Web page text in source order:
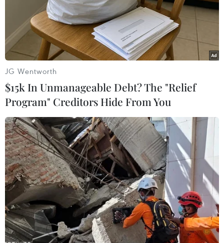
Theo dõi VietnamPlus
Ngày 20/11, Giám đốc điều hành chương trình môi
trường của Liên hợp quốc, ông Erik Solheim đã
phải từ chức sau khi bị kiểm toán Liên hợp quốc
phát hiện khoản chi phí đi lại khổng lồ của ông.
Play
Video
(Nguồn: VNews)
JG Wentworth
$15k In Unmanageable Debt? The "Relief
Program" Creditors Hide From You